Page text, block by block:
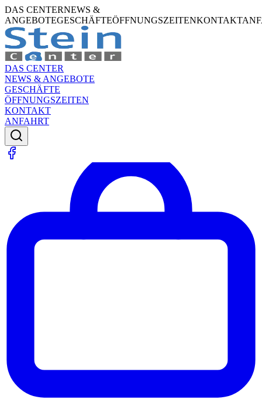
DAS CENTERNEWS &
ANGEBOTEGESCHÄFTEÖFFNUNGSZEITENKONTAKT
DAS CENTER
NEWS & ANGEBOTE
GESCHÄFTE
ÖFFNUNGSZEITEN
KONTAKT
ANFAHRT